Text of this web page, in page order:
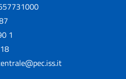
1